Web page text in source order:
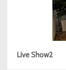
Live Show2